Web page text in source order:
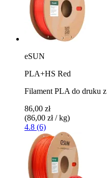
eSUN
PLA+HS Red
Filament PLA do druku z
86,00 zł
(86,00 zł / kg)
4.8 (6)